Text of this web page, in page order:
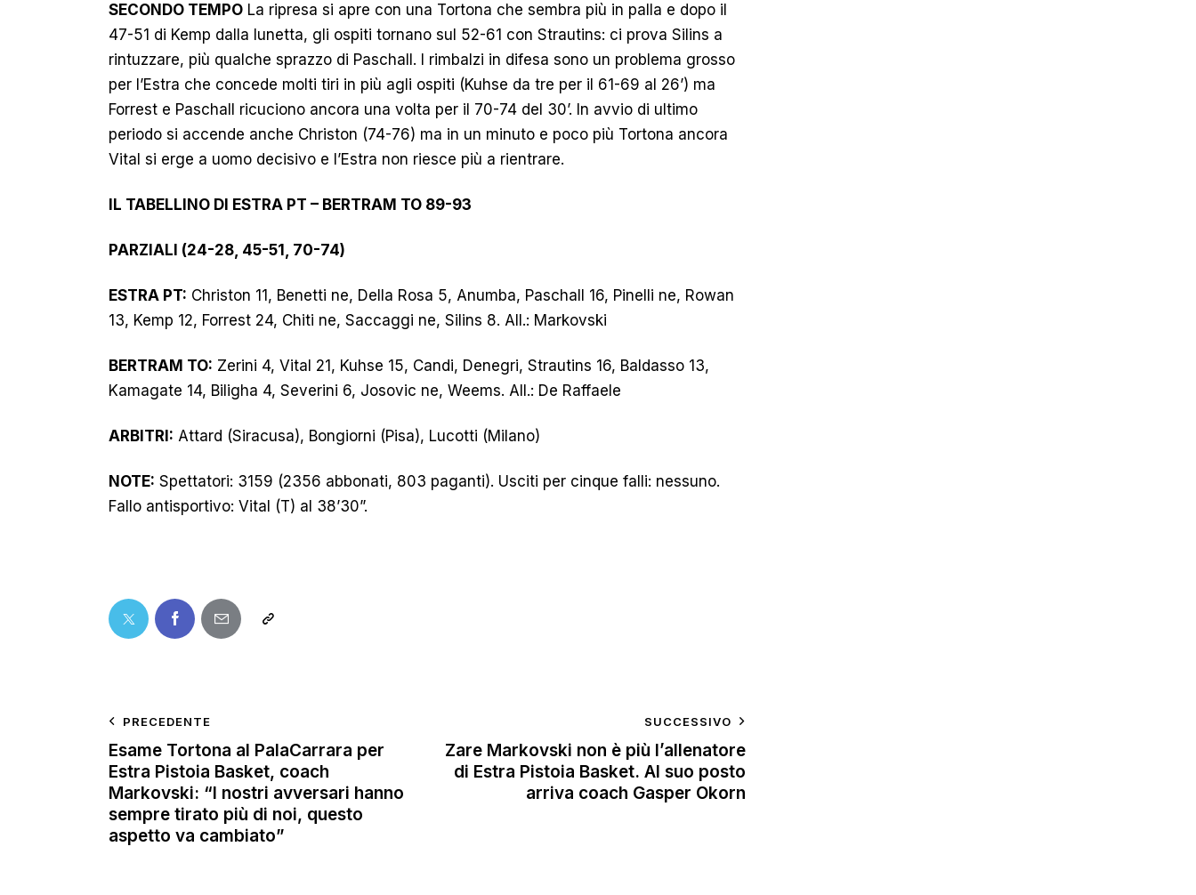
SECONDO TEMPO La ripresa si apre con una Tortona che sembra più in palla e dopo il
47-51 di Kemp dalla lunetta, gli ospiti tornano sul 52-61 con Strautins: ci prova Silins a
rintuzzare, più qualche sprazzo di Paschall. I rimbalzi in difesa sono un problema grosso
per l’Estra che concede molti tiri in più agli ospiti (Kuhse da tre per il 61-69 al 26’) ma
Forrest e Paschall ricuciono ancora una volta per il 70-74 del 30’. In avvio di ultimo
periodo si accende anche Christon (74-76) ma in un minuto e poco più Tortona ancora
Vital si erge a uomo decisivo e l’Estra non riesce più a rientrare.
IL TABELLINO DI ESTRA PT – BERTRAM TO 89-93
PARZIALI (24-28, 45-51, 70-74)
ESTRA PT: Christon 11, Benetti ne, Della Rosa 5, Anumba, Paschall 16, Pinelli ne, Rowan
13, Kemp 12, Forrest 24, Chiti ne, Saccaggi ne, Silins 8. All.: Markovski
BERTRAM TO: Zerini 4, Vital 21, Kuhse 15, Candi, Denegri, Strautins 16, Baldasso 13,
Kamagate 14, Biligha 4, Severini 6, Josovic ne, Weems. All.: De Raffaele
ARBITRI: Attard (Siracusa), Bongiorni (Pisa), Lucotti (Milano)
NOTE: Spettatori: 3159 (2356 abbonati, 803 paganti). Usciti per cinque falli: nessuno.
Fallo antisportivo: Vital (T) al 38’30”.
PRECEDENTE
Esame Tortona al PalaCarrara per
Estra Pistoia Basket, coach
Markovski: “I nostri avversari hanno
sempre tirato più di noi, questo
aspetto va cambiato”
SUCCESSIVO
Zare Markovski non è più l’allenatore
di Estra Pistoia Basket. Al suo posto
arriva coach Gasper Okorn